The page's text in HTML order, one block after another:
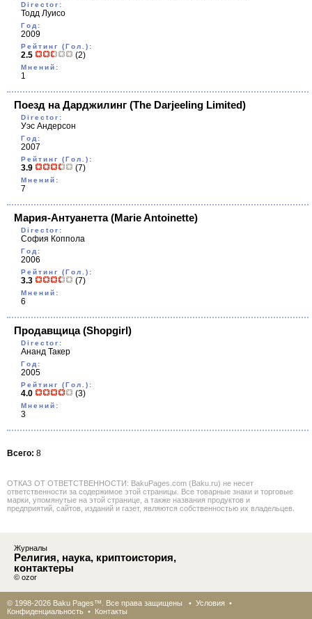
Director:
Тодд Луисо
Год:
2009
Рейтинг (Гол.):
2.5 (2)
Мнений:
1
Поезд на Дарджилинг (The Darjeeling Limited)
Director:
Уэс Андерсон
Год:
2007
Рейтинг (Гол.):
3.9 (7)
Мнений:
7
Мария-Антуанетта(Marie Antoinette)
Director:
София Коппола
Год:
2006
Рейтинг (Гол.):
3.3 (7)
Мнений:
6
Продавщица(Shopgirl)
Director:
Ананд Такер
Год:
2005
Рейтинг (Гол.):
4.0 (3)
Мнений:
3
Всего: 8
ОТКАЗ ОТ ОТВЕТСТВЕННОСТИ: BakuPages.com (Baku.ru) не несет
ответственности за содержимое этой страницы. Все товарные знаки и торговые
марки, упомянутые на этой странице, а также названия продуктов и
предприятий, сайтов, изданий и газет, являются собственностью их владельцев.
Журналы
Религия, наука, криптоистория,
контактеры
© ozor
© 1998-2026 Baku Pages™. Все права защищены • Условия •
Конфиденциальность • Контакты